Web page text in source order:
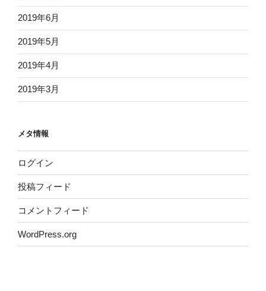
2019年6月
2019年5月
2019年4月
2019年3月
メタ情報
ログイン
投稿フィード
コメントフィード
WordPress.org